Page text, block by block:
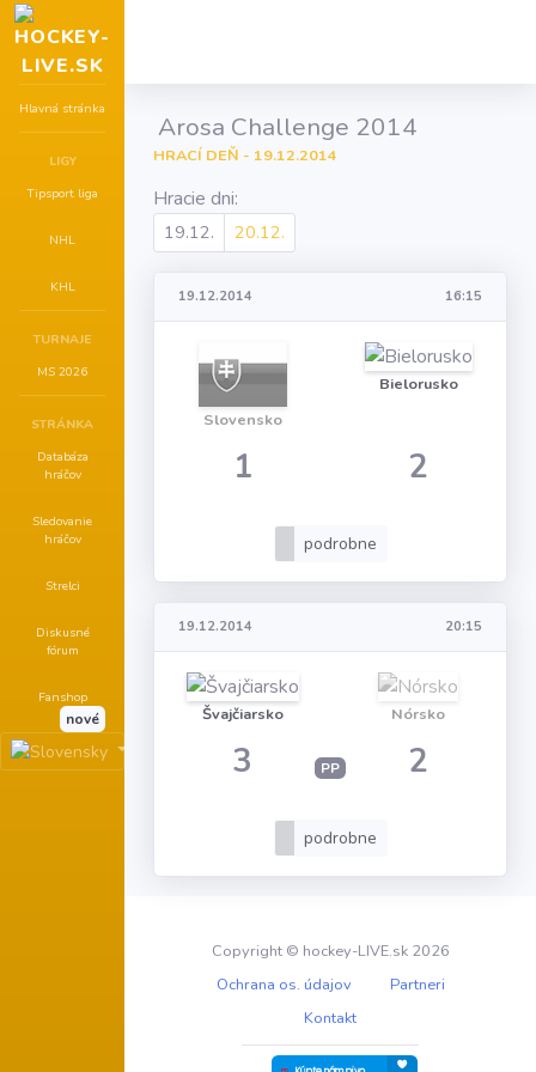
Hlavná stránka
LIGY
Tipsport liga
NHL
KHL
TURNAJE
MS 2026
STRÁNKA
Databáza
hráčov
Sledovanie
hráčov
Strelci
Diskusné
fórum
Fanshop
nové
Arosa Challenge 2014
HRACÍ DEŇ - 19.12.2014
Hracie dni:
19.12. 20.12.
19.12.2014 16:15
Slovensko
Bielorusko
1 2
podrobne
19.12.2014 20:15
Švajčiarsko Nórsko
3 PP 2
podrobne
Copyright © hockey-LIVE.sk 2026
Ochrana os. údajov
Partneri
Kontakt